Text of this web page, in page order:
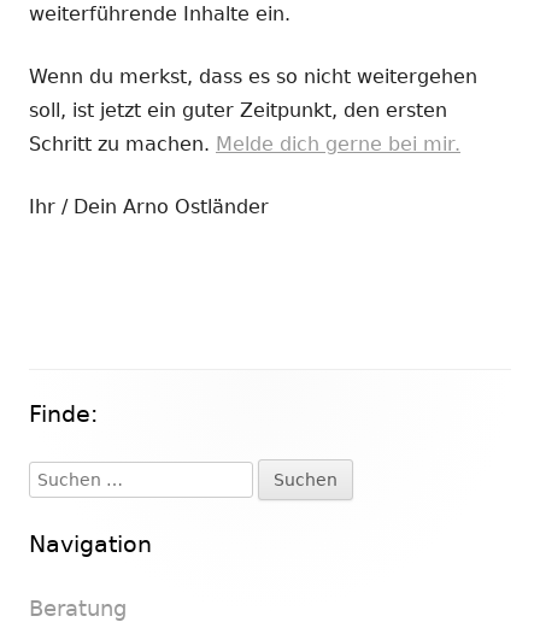
weiterführende Inhalte ein.
Wenn du merkst, dass es so nicht weitergehen
soll, ist jetzt ein guter Zeitpunkt, den ersten
Schritt zu machen. Melde dich gerne bei mir.
Ihr / Dein Arno Ostländer
Haupt-
Seitenleiste
Finde:
Suchen
nach:
Navigation
Beratung